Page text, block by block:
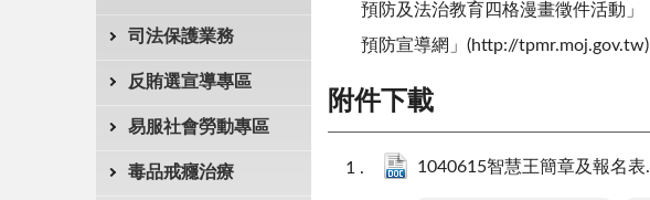
司法保護業務
反賄選宣導專區
易服社會勞動專區
毒品戒癮治療
預防及法治教育四格漫畫徵件活動
預防宣導網」(http://tpmr.moj.gov.tw)
附件下載
1040615智慧王簡章及報名表